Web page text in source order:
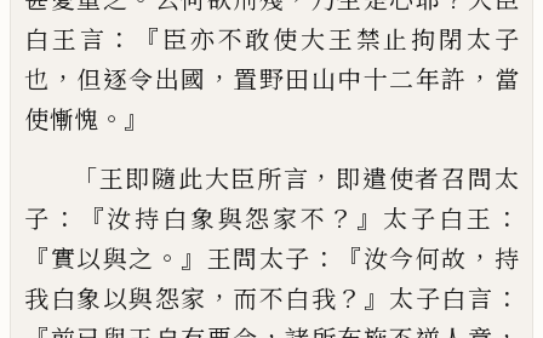
白王言 ：『 臣亦不敢使大王禁止拘閉太子
也 ， 但逐令出國 ， 置野田山中十二年許 ， 當
使慚愧 。』
「王即隨此大臣所言 ， 即遣使者召問太
子 ：『汝持白象與怨家不 ？』 太子白王 ：
『實以與之 。』 王問太子 ：『汝今何故 ， 持
我白象以與怨家 ， 而不白我 ？』 太子白言 ：